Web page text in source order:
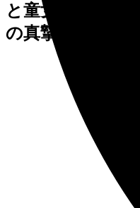
と童女。ほのぼ
の真摯な思いが